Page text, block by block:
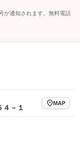
が通知されます。無料電話
４－１
MAP